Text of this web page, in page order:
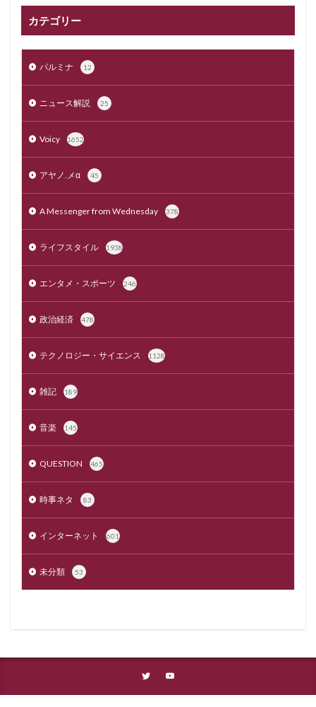
カテゴリー
パルミナ 12
ニュース解説 25
Voicy 1652
アヤノ.メα 45
A Messenger from Wednesday 378
ライフスタイル 1938
エンタメ・スポーツ 246
政治経済 478
テクノロジー・サイエンス 1128
雑記 189
音楽 145
QUESTION 465
時事ネタ 83
インターネット 601
未分類 53